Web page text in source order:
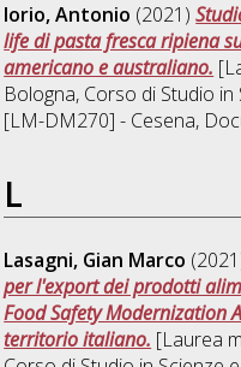
Iorio, Antonio (2021)
life di pasta fresca ripiena
americano e australiano.
Bologna, Corso di Studio in
[LM-DM270] - Cesena,
L
Lasagni, Gian Marco
per l'export dei prodotti
Food Safety Modernization
territorio italiano. [Laurea